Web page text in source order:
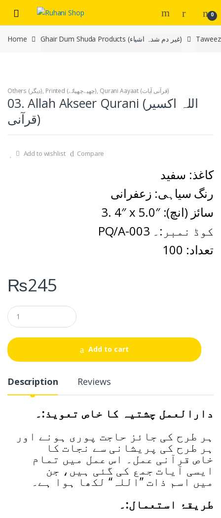
navigation
content
0
Home Ghair Dum Shuda Products (غیر دم شدہ اشیاء)
Others (دیگر), Printed (چھپےچھپائے), Qurani Aayaat (قرآنی آیات)
03. Allah Akseer Qurani (اللہ اکسیر
قرآنی)
Add to wishlist Compare
کاغذ: سفید
رنگ سیاہی: زعفرانی
3. 4″ x 5.0″ :سائز (انچ)
PQ/A-003 کوڈ نمبر:۔
تعداد: 100
₨245
Q
u
a
t
i
Add to cart
Description Reviews
دارالعمل چشتیہ کا خاص تعویذ:۔
ہر طرح کی جائز حاجت پوری ہونے اور
ہر طرح کی پریشانی سے نجات کا
خاص قرآنی عمل۔ اس عمل میں تمام
ایسی آیات جمع کی گئی ہیں، جن
میں اسم ذات ’’اللہ‘‘ لکھا ہوا ہے۔
طریقۂ استعمال:۔